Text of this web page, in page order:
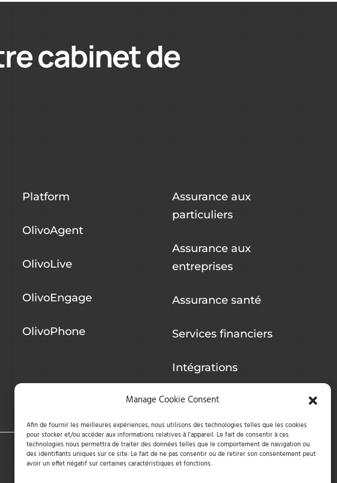
Manage Cookie Consent
Afin de fournir les meilleures expériences, nous utilisons des technologies telles que les cookies
pour stocker et/ou accéder aux informations relatives à l'appareil. Le fait de consentir à ces
technologies nous permettra de traiter des données telles que le comportement de navigation ou
des identifiants uniques sur ce site. Le fait de ne pas consentir ou de retirer son consentement peut
avoir un effet négatif sur certaines caractéristiques et fonctions.
cabinet de
Platform
OlivoAgent
OlivoLive
OlivoEngage
OlivoPhone
Assurance aux
particuliers
Assurance aux
entreprises
Assurance santé
Services financiers
Intégrations